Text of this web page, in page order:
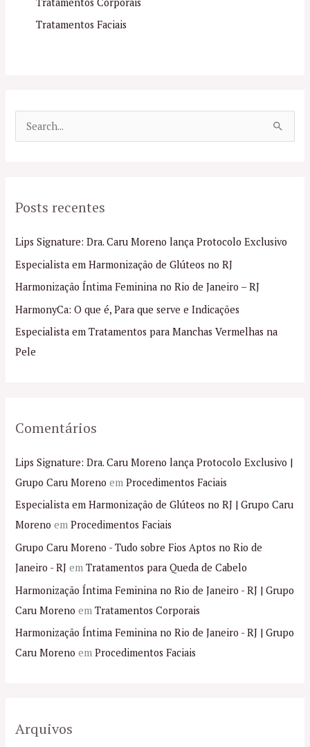
Tratamentos Faciais
u
s
a
r
p
o
r
Posts recentes
Lips Signature: Dra. Caru Moreno lança Protocolo Exclusivo
Especialista em Harmonização de Glúteos no RJ
Harmonização Íntima Feminina no Rio de Janeiro – RJ
HarmonyCa: O que é, Para que serve e Indicações
Especialista em Tratamentos para Manchas Vermelhas na
Pele
Comentários
Lips Signature: Dra. Caru Moreno lança Protocolo Exclusivo |
Grupo Caru Moreno emProcedimentos Faciais
Especialista em Harmonização de Glúteos no RJ | Grupo Caru
Moreno emProcedimentos Faciais
Grupo Caru Moreno - Tudo sobre Fios Aptos no Rio de
Janeiro - RJ emTratamentos para Queda de Cabelo
Harmonização Íntima Feminina no Rio de Janeiro - RJ | Grupo
Caru Moreno emTratamentos Corporais
Harmonização Íntima Feminina no Rio de Janeiro - RJ | Grupo
Caru Moreno emProcedimentos Faciais
Arquivos